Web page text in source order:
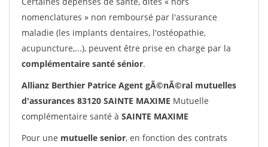
nomenclatures » non remboursé par l'assurance
maladie (les implants dentaires, l'ostéopathie,
acupuncture,...), peuvent être prise en charge par la
complémentaire santé sénior.
Allianz Berthier Patrice Agent gÃ©nÃ©ral mutuelles
d'assurances 83120 SAINTE MAXIME Mutuelle
complémentaire santé à SAINTE MAXIME
Pour une mutuelle senior, en fonction des contrats